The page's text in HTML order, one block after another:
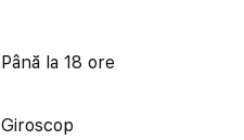
Până la 18 ore
Giroscop